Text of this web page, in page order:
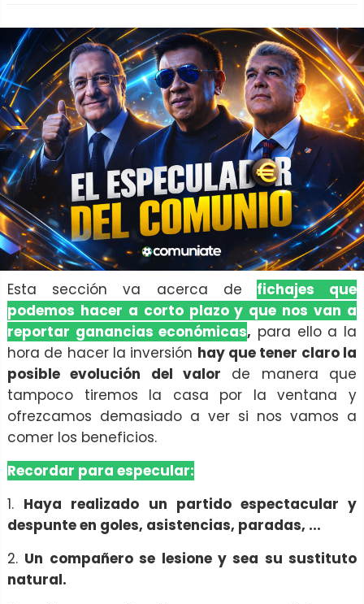
Esta sección va acerca de
fichajes que
podemos hacer a corto plazo y que nos van a
reportar ganancias económicas, para ello a la
hora de hacer la inversión hay que tener claro la
posible evolución del valor de manera que
tampoco tiremos la casa por la ventana y
ofrezcamos demasiado a ver si nos vamos a
comer los beneficios.
Recordar para especular:
1. Haya realizado un partido espectacular y
despunte en goles, asistencias, paradas, ...
2. Un compañero se lesione y sea su sustituto
natural.